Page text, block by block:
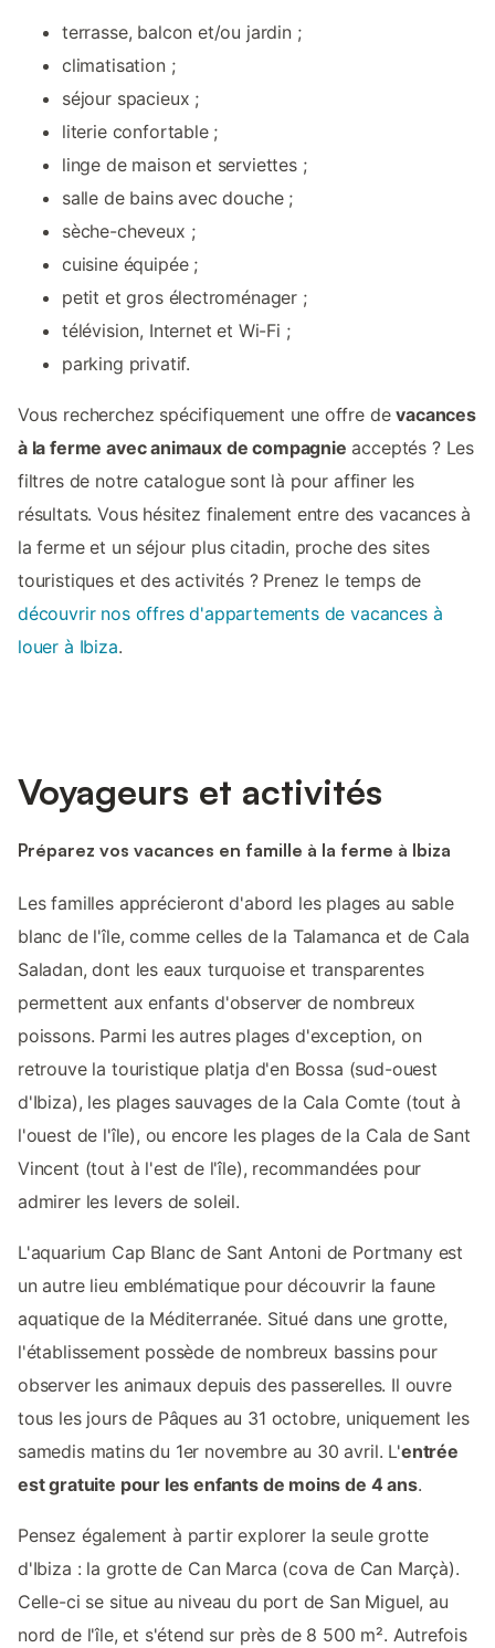
terrasse, balcon et/ou jardin ;
climatisation ;
séjour spacieux ;
literie confortable ;
linge de maison et serviettes ;
salle de bains avec douche ;
sèche-cheveux ;
cuisine équipée ;
petit et gros électroménager ;
télévision, Internet et Wi-Fi ;
parking privatif.
Vous recherchez spécifiquement une offre devacances
à la ferme avec animaux de compagnie acceptés ? Les
filtres de notre catalogue sont là pour affiner les
résultats. Vous hésitez finalement entre des vacances à
la ferme et un séjour plus citadin, proche des sites
touristiques et des activités ? Prenez le temps de
découvrir nos offres d'appartements de vacances à
louer à Ibiza.
Voyageurs et activités
Préparez vos vacances en famille à la ferme à Ibiza
Les familles apprécieront d'abord les plages au sable
blanc de l'île, comme celles de la Talamanca et de Cala
Saladan, dont les eaux turquoise et transparentes
permettent aux enfants d'observer de nombreux
poissons. Parmi les autres plages d'exception, on
retrouve la touristique platja d'en Bossa (sud-ouest
d'Ibiza), les plages sauvages de la Cala Comte (tout à
l'ouest de l'île), ou encore les plages de la Cala de Sant
Vincent (tout à l'est de l'île), recommandées pour
admirer les levers de soleil.
L'aquarium Cap Blanc de Sant Antoni de Portmany est
un autre lieu emblématique pour découvrir la faune
aquatique de la Méditerranée. Situé dans une grotte,
l'établissement possède de nombreux bassins pour
observer les animaux depuis des passerelles. Il ouvre
tous les jours de Pâques au 31 octobre, uniquement les
samedis matins du 1er novembre au 30 avril. L'entrée
est gratuite pour les enfants de moins de 4 ans.
Pensez également à partir explorer la seule grotte
d'Ibiza : la grotte de Can Marca (cova de Can Marçà).
Celle-ci se situe au niveau du port de San Miguel, au
nord de l'île, et s'étend sur près de 8 500 m². Autrefois